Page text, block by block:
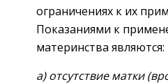
ограничениях к их
Показаниями к
материнства являются:
а) отсутствие матки